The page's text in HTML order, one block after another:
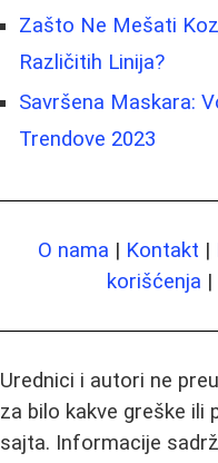
Zašto Ne Mešati
Različitih Linija?
Savršena Maskara:
Trendove 2023
O nama | Kontakt |
korišćenja |
Urednici i autori ne
za bilo kakve greške ili
sajta. Informacije